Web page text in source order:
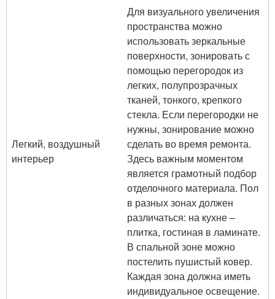
Легкий, воздушный
интерьер
Для визуального увеличения
пространства можно
использовать зеркальные
поверхности, зонировать с
помощью перегородок из
легких, полупрозрачных
тканей, тонкого, крепкого
стекла. Если перегородки не
нужны, зонирование можно
сделать во время ремонта.
Здесь важным моментом
является грамотный подбор
отделочного материала. Пол
в разных зонах должен
различаться: на кухне –
плитка, гостиная в ламинате.
В спальной зоне можно
постелить пушистый ковер.
Каждая зона должна иметь
индивидуальное освещение.